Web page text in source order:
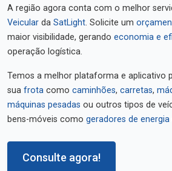
A região agora conta com o melhor
Veicular da SatLight. Solicite um
maior visibilidade, gerando economia e
operação logística.
Temos a melhor plataforma e aplicativo
sua frota como caminhões, carretas,
máquinas pesadas ou outros tipos de
bens-móveis como geradores de energia
Consulte agora!